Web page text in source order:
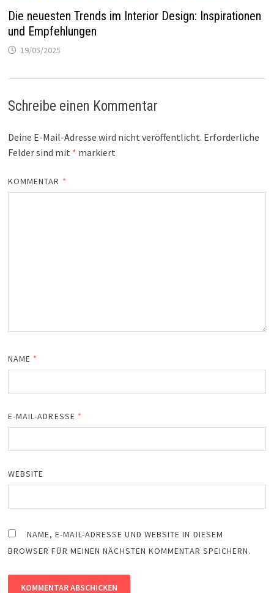
Die neuesten Trends im Interior Design: Inspirationen
und Empfehlungen
19/05/2025
Schreibe einen Kommentar
Deine E-Mail-Adresse wird nicht veröffentlicht. Erforderliche
Felder sind mit * markiert
KOMMENTAR *
NAME *
E-MAIL-ADRESSE *
WEBSITE
NAME, E-MAIL-ADRESSE UND WEBSITE IN DIESEM
BROWSER FÜR MEINEN NÄCHSTEN KOMMENTAR SPEICHERN.